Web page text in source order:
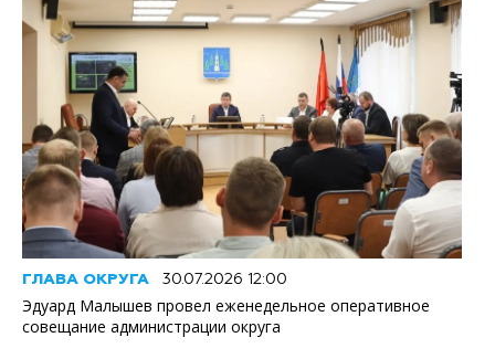
ГЛАВА ОКРУГА 30.07.2026 12:00
Эдуард Малышев провел еженедельное оперативное
совещание администрации округа